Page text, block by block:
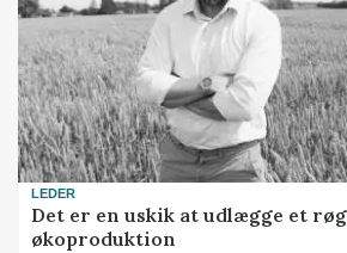
LEDER
Det er en uskik at udlægge et
økoproduktion